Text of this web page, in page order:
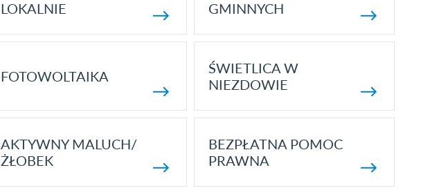
LOKALNIE
GMINNYCH
FOTOWOLTAIKA
ŚWIETLICA W
NIEZDOWIE
AKTYWNY MALUCH/
ŻŁOBEK
BEZPŁATNA POMOC
PRAWNA